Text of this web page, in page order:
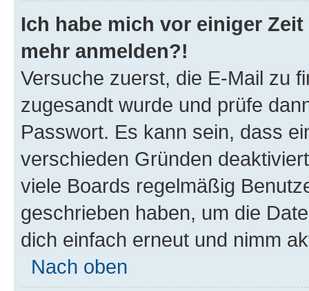
Ich habe mich vor einiger
mehr anmelden?!
Versuche zuerst, die E-Mail zu
zugesandt wurde und prüfe
Passwort. Es kann sein, dass
verschieden Gründen
viele Boards regelmäßig
geschrieben haben, um die
dich einfach erneut und nimm
Nach oben